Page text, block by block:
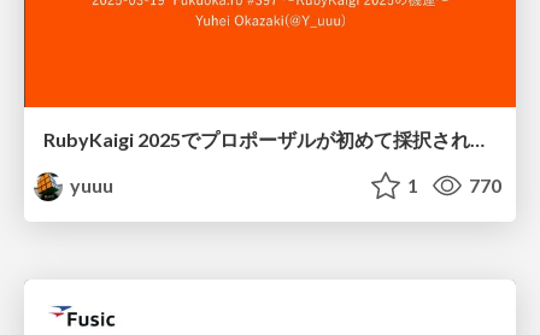
RubyKaigi 2025でプロポーザルが初めて採択されるまでにやったこと
yuuu
1 770